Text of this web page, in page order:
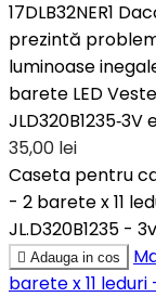
17DLB32NER1
prezintă
luminoase
barete LED
35,00 lei
Caseta pentru
- 2 barete x 11
JL.D320B1235 - 3v
 Adauga in cos
barete x 11 leduri